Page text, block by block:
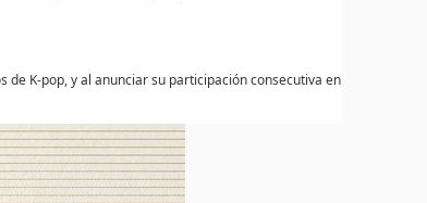
K-pop, y al anunciar su participación consecutiva en